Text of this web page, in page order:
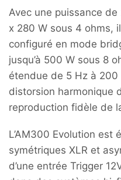
Avec une puissance
x 280 W sous 4 ohms,
configuré en mode
jusqu’à 500 W sous 8
étendue de 5 Hz à
distorsion harmonique
reproduction fidèle de
L’AM300 Evolution est
symétriques XLR et
d’une entrée Trigger